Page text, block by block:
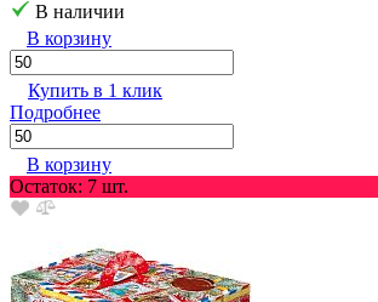
В наличии
В корзину
Купить в 1 клик
Подробнее
В корзину
Остаток: 7 шт.